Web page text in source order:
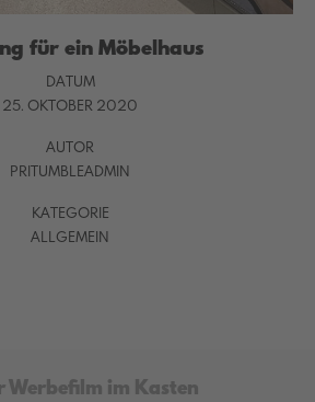
für ein Möbelhaus
DATUM
25. OKTOBER 2020
AUTOR
PRITUMBLEADMIN
KATEGORIE
ALLGEMEIN
Werbefilm im Kasten